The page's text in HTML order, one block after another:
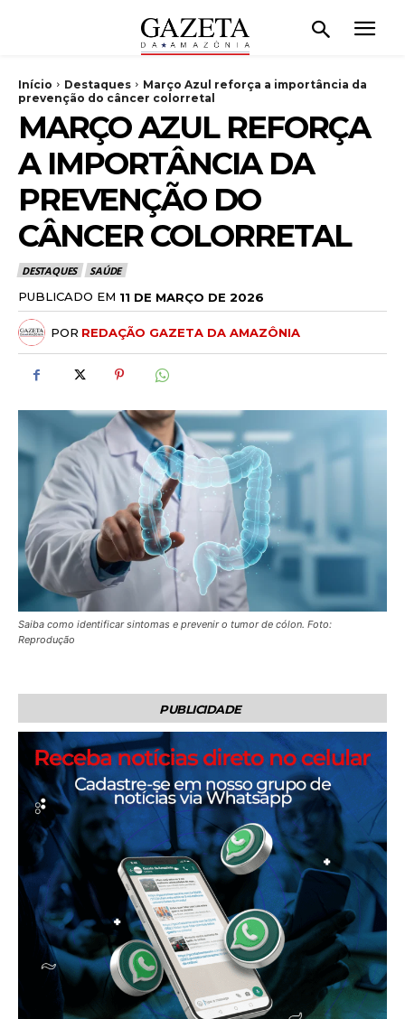
Início Destaques
Março Azul reforça a importância da
prevenção do câncer colorretal
MARÇO AZUL REFORÇA
A IMPORTÂNCIA DA
PREVENÇÃO DO
CÂNCER COLORRETAL
DESTAQUES SAÚDE
PUBLICADO EM 11 DE MARÇO DE 2026
POR REDAÇÃO GAZETA DA AMAZÔNIA
Saiba como identificar sintomas e prevenir o tumor de cólon. Foto:
Reprodução
PUBLICIDADE